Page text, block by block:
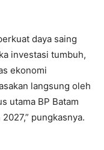
daya saing
investasi tumbuh,
ekonomi
langsung oleh
utama BP Batam
pungkasnya.